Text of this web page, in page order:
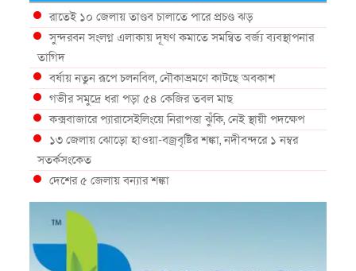
রাতেই ১০ জেলায় তাণ্ডব চালাতে পারে প্রচণ্ড ঝড়
সুন্দরবন সংলগ্ন এলাকায় দূষণ কমাতে সমন্বিত বর্জ্য ব্যবস্থাপনার
তাগিদ
বর্ষায় নতুন রূপে চলনবিল, নৌকাভ্রমণে কাটছে অবকাশ
গভীর সমুদ্রে ধরা পড়া ৫৪ কেজির তবল মাছ
কক্সবাজারে প্যারাসেইলিংয়ে নিরাপত্তা ঝুঁকি, নেই স্থায়ী পদক্ষেপ
১৩ জেলায় ঝোড়ো হাওয়া-বজ্রবৃষ্টির শঙ্কা, নদীবন্দরে ১ নম্বর
সতর্কসংকেত
দেশের ৫ জেলায় বন্যার শঙ্কা
দেশের বিভিন্ন অঞ্চলে বজ্রবৃষ্টির আভাস, ঢাকার আকাশও মেঘলা
আগস্টে টানা বৃষ্টি ও বন্যার আভাস, সাগরে একাধিক লঘুচাপের
শঙ্কা
স্বস্তি ও শঙ্কার পূর্বাভাস দিল আবহাওয়া